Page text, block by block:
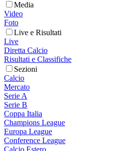
Media
Video
Foto
Live e Risultati
Live
Diretta Calcio
Risultati e Classifiche
Sezioni
Calcio
Mercato
Serie A
Serie B
Coppa Italia
Champions League
Europa League
Conference League